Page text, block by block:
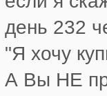
день 232
"Я хочу
А Вы НЕ